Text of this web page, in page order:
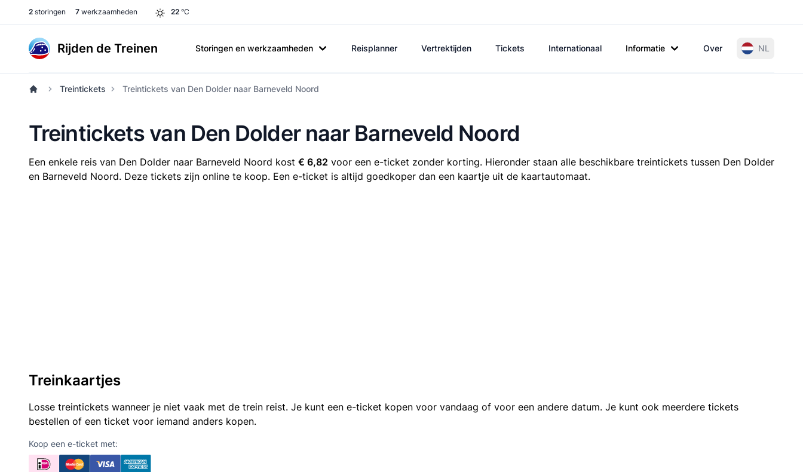
2 storingen 7 werkzaamheden 22 °C
Rijden de Treinen Storingen en werkzaamheden Reisplanner Vertrektijden Tickets Internationaal Informatie Over NL
Treintickets Treintickets van Den Dolder naar Barneveld Noord
Treintickets van Den Dolder naar Barneveld Noord
Een enkele reis van Den Dolder naar Barneveld Noord kost € 6,82 voor een e-ticket zonder korting. Hieronder staan alle beschikbare treintickets tussen Den Dolder
en Barneveld Noord. Deze tickets zijn online te koop. Een e-ticket is altijd goedkoper dan een kaartje uit de kaartautomaat.
Treinkaartjes
Losse treintickets wanneer je niet vaak met de trein reist. Je kunt een e-ticket kopen voor vandaag of voor een andere datum. Je kunt ook meerdere tickets
bestellen of een ticket voor iemand anders kopen.
Koop een e-ticket met: